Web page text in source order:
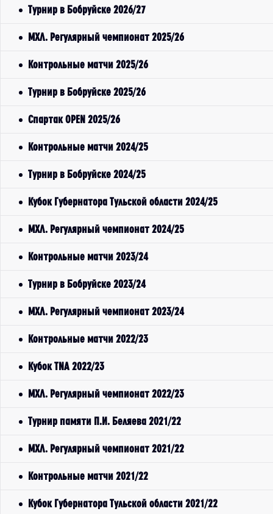
Турнир в Бобруйске 2026/27
МХЛ. Регулярный чемпионат 2025/26
Контрольные матчи 2025/26
Турнир в Бобруйске 2025/26
Спартак OPEN 2025/26
Контрольные матчи 2024/25
Турнир в Бобруйске 2024/25
Кубок Губернатора Тульской области 2024/25
МХЛ. Регулярный чемпионат 2024/25
Контрольные матчи 2023/24
Турнир в Бобруйске 2023/24
МХЛ. Регулярный чемпионат 2023/24
Контрольные матчи 2022/23
Кубок TNA 2022/23
МХЛ. Регулярный чемпионат 2022/23
Турнир памяти П.И. Беляева 2021/22
МХЛ. Регулярный чемпионат 2021/22
Контрольные матчи 2021/22
Кубок Губернатора Тульской области 2021/22